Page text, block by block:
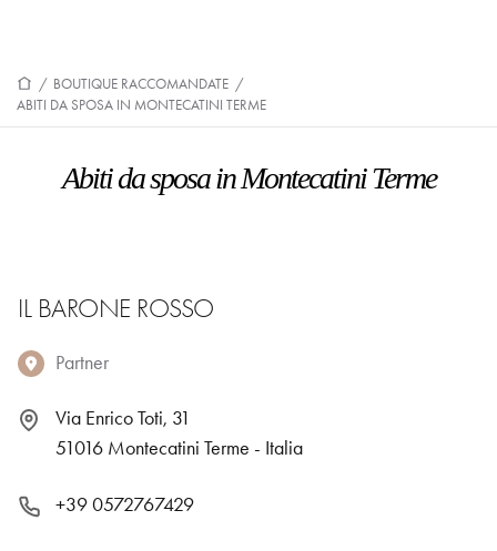
/ BOUTIQUE RACCOMANDATE /
ABITI DA SPOSA IN MONTECATINI TERME
Abiti da sposa in Montecatini Terme
IL BARONE ROSSO
Partner
Via Enrico Toti, 31
51016 Montecatini Terme - Italia
+39 0572767429